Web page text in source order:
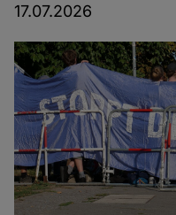
17.07.2026